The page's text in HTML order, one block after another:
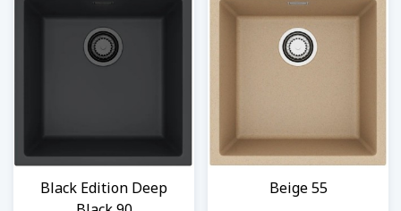
Black Edition Deep
Beige 55